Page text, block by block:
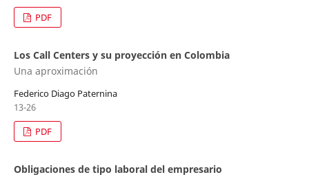
PDF
Los Call Centers y su proyección en Colombia
Una aproximación
Federico Diago Paternina
13-26
PDF
Obligaciones de tipo laboral del empresario